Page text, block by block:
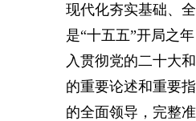
现代化夯实基础、
是“十五五”开局之
入贯彻党的二十大
的重要论述和重要
的全面领导，完整